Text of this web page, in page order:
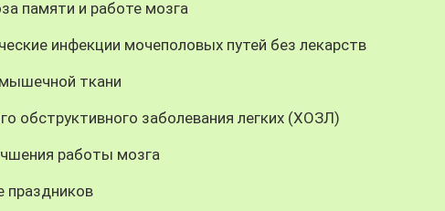
памяти и работе мозга
инфекции мочеполовых путей без лекарств
ткани
обструктивного заболевания легких (ХОЗЛ)
работы мозга
праздников